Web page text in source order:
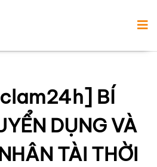
BÍ
DỤNG VÀ
TÀI THỜI